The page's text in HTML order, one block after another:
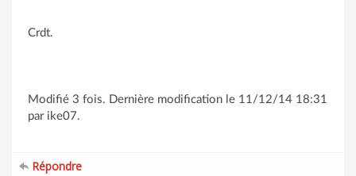
Crdt.
Modifié 3 fois. Dernière modification le 11/12/14 18:31
par ike07.
Répondre